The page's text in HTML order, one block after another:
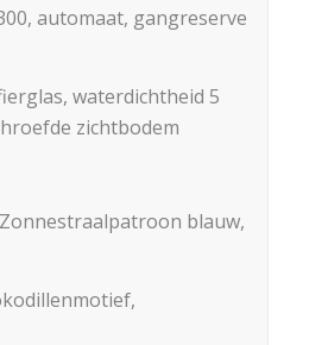
automaat, gangreserve
waterdichtheid 5
zichtbodem
blauw,